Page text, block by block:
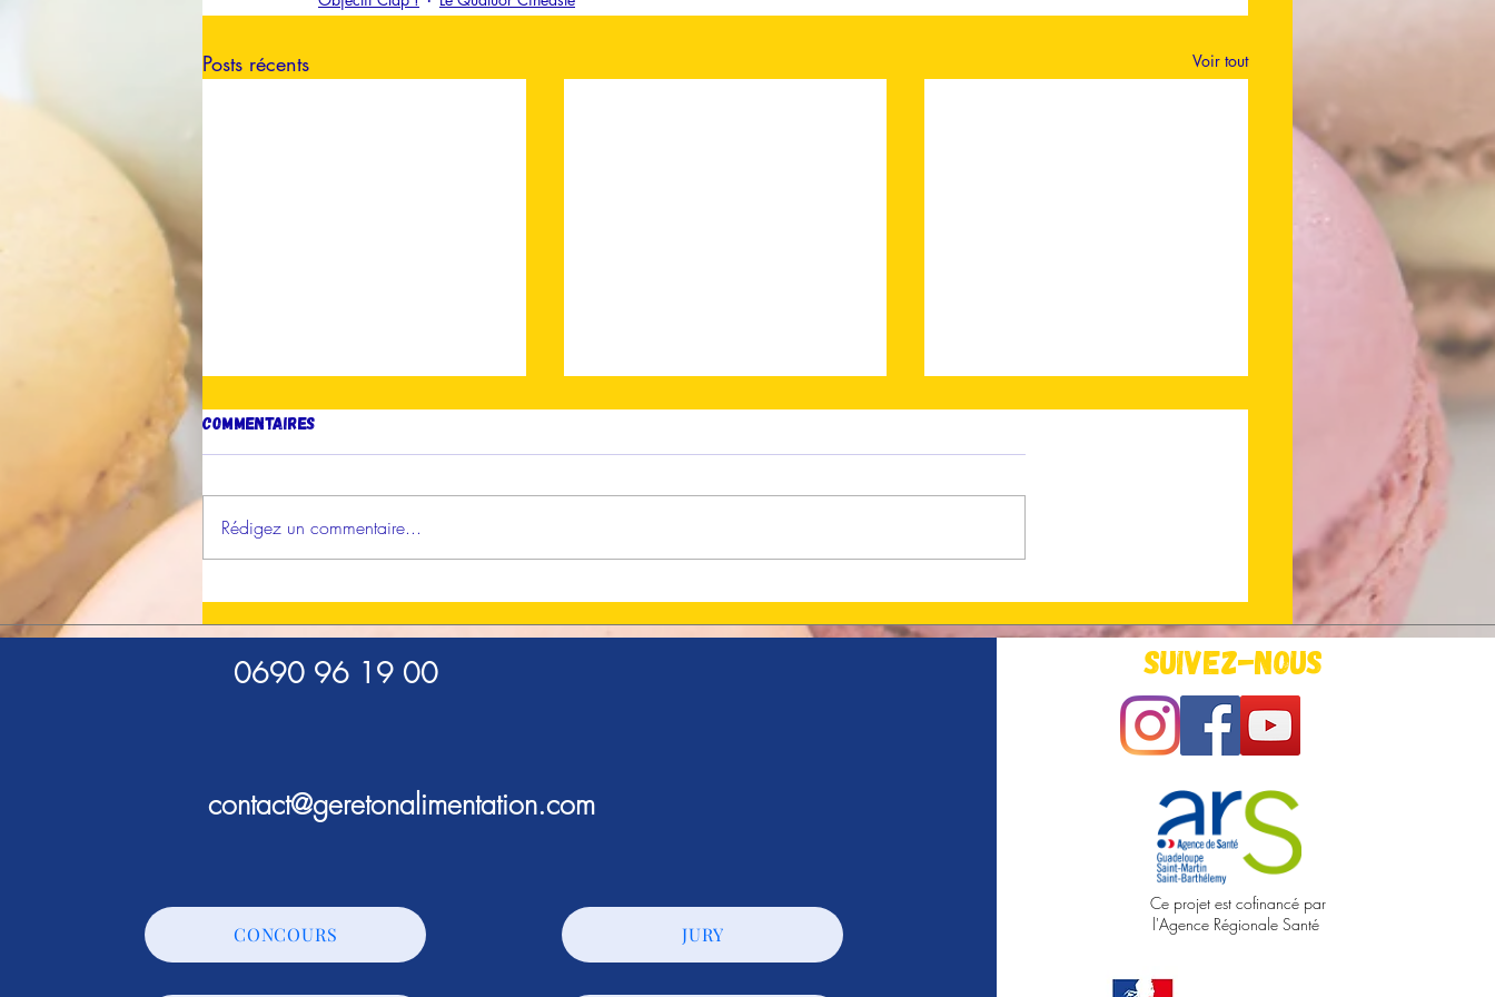
Posts récents Voir tout
Nouveau : les Ateliers
"Addictosphère" !
Objectif Clap ! : 🎬 Ça
tourne
Action ! L'équipe Le Quatuor
Cinéaste tourne
Commentaires
Rédigez un commentaire...
0690 96 19 00
contact@geretonalimentation.com
CONCOURS JURY
Suivez-nous
Ce projet est cofinancé par
l'Agence Régionale Santé